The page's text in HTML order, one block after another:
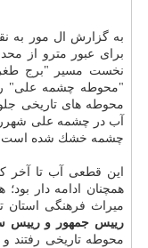
به گزارش ال مور به
برای عبور مترو از
نخست مسیر "برج
"محوطه چشمه علی" را
محوطه های تاریخی
آب در چشمه علی
چشمه خشك شده
این قطعی آب تا
همچنان ادامه دار
میراث فرهنگی استان
رییس جمهور و رییس
محوطه تاریخی رفتند